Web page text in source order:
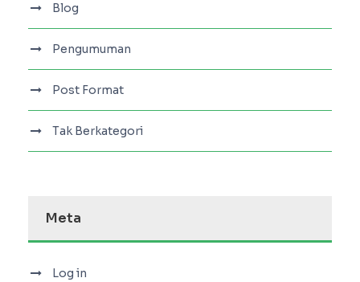
Blog
Pengumuman
Post Format
Tak Berkategori
Meta
Log in